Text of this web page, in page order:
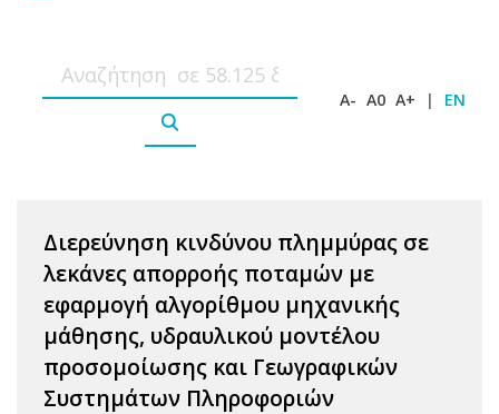
A- A0 A+ | EN
Διερεύνηση κινδύνου πλημμύρας σε
λεκάνες απορροής ποταμών με
εφαρμογή αλγορίθμου μηχανικής
μάθησης, υδραυλικού μοντέλου
προσομοίωσης και Γεωγραφικών
Συστημάτων Πληροφοριών